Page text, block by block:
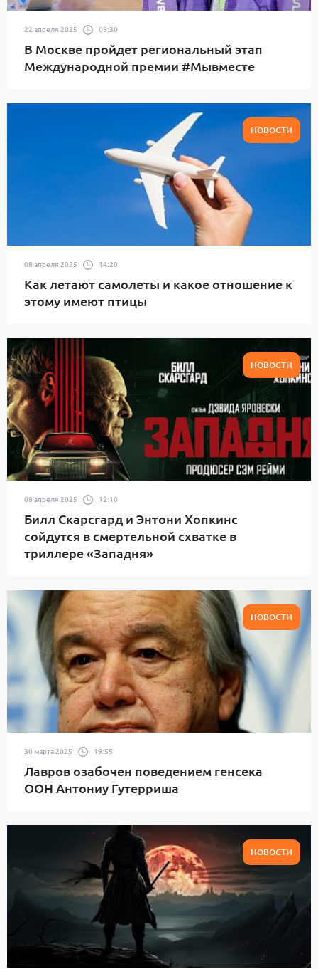
22 апреля 2025 09:30
В Москве пройдет региональный этап
Международной премии #Мывместе
НОВОСТИ
08 апреля 2025 14:20
Как летают самолеты и какое отношение к
этому имеют птицы
НОВОСТИ
08 апреля 2025 12:10
Билл Скарсгард и Энтони Хопкинс
сойдутся в смертельной схватке в
триллере «Западня»
НОВОСТИ
30 марта 2025 19:55
Лавров озабочен поведением генсека
ООН Антониу Гутерриша
НОВОСТИ